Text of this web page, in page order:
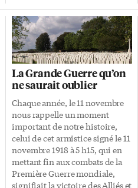
mis à l’honneur dans le quartier
de la Distillerie, à la galerie
Thompson Landry depuis cette
semaine, jusqu’au 25
novembre. Jeudi soir, Johanne
Thompson et Sylvain Landry
célébraient le vernissage de
l’exposition Lightkeepers en sa
présence. S’exprimer sans mots
Sur les 24 œuvres présentées
dans cette exposition, 9
représentent des mains
d’hommes ou de femmes. Cette
partie du corps humain fascine
l’artiste d’origine bulgare.
La Grande Guerre qu’on
ne saurait oublier
Chaque année, le 11 novembre
nous rappelle un moment
important de notre histoire,
celui de cet armistice signé le 11
novembre 1918 à 5 h15, qui en
mettant fin aux combats de la
Première Guerre mondiale,
signifiait la victoire des Alliés et